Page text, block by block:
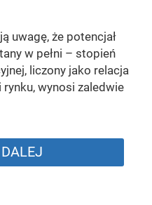
uwagę, że potencjał
w pełni – stopień
liczony jako relacja
wynosi zaledwie